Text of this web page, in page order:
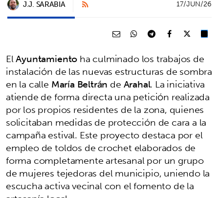
J.J. SARABIA 17/JUN/26
ElAyuntamientoha culminado los trabajos de
instalación de las nuevas estructuras de sombra
en la calle María Beltrán deArahal. La iniciativa
atiende de forma directa una petición realizada
por los propios residentes de la zona, quienes
solicitaban medidas de protección de cara a la
campaña estival. Este proyecto destaca por el
empleo de toldos de crochet elaborados de
forma completamente artesanal por un grupo
de mujeres tejedoras del municipio, uniendo la
escucha activa vecinal con el fomento de la